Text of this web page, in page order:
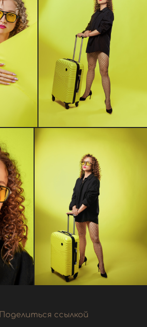
Поделиться ссылкой